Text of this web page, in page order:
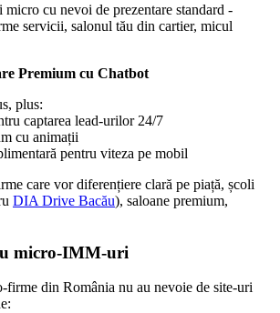
și ads, brand-consistent
Online
cu nevoi de prezentare standard -
servicii, salonul tău din cartier, micul
Premium cu Chatbot
plus:
captarea lead-urilor 24/7
cu animații
pentru viteza pe mobil
care vor diferențiere clară pe piață, școli
DIA Drive Bacău), saloane premium,
micro-IMM-uri
firme din România nu au nevoie de site-uri